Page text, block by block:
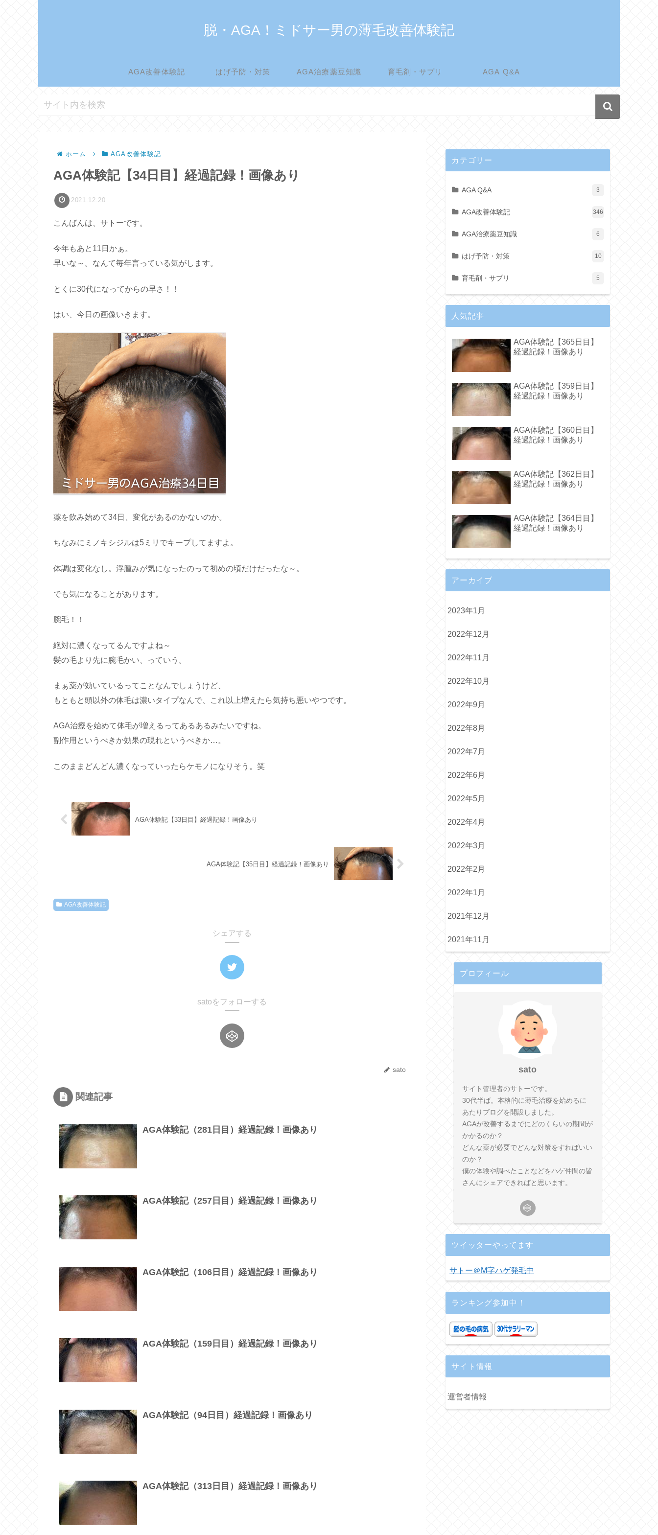
脱・AGA！ミドサー男の薄毛改善体験記
AGA改善体験記 はげ予防・対策 AGA治療薬豆知識 育毛剤・サプリ AGA Q&A
ホーム AGA改善体験記
AGA体験記【34日目】経過記録！画像あり
2021.12.20
こんばんは、サトーです。
今年もあと11日かぁ。
早いな～。なんて毎年言っている気がします。
とくに30代になってからの早さ！！
はい、今日の画像いきます。
薬を飲み始めて34日、変化があるのかないのか。
ちなみにミノキシジルは5ミリでキープしてますよ。
体調は変化なし。浮腫みが気になったのって初めの頃だけだったな～。
でも気になることがあります。
腕毛！！
絶対に濃くなってるんですよね～
髪の毛より先に腕毛かい、っていう。
まぁ薬が効いているってことなんでしょうけど、
もともと頭以外の体毛は濃いタイプなんで、これ以上増えたら気持ち悪いやつです。
AGA治療を始めて体毛が増えるってあるあるみたいですね。
副作用というべきか効果の現れというべきか…。
このままどんどん濃くなっていったらケモノになりそう。笑
AGA体験記【33日目】経過記録！画像あり
AGA体験記【35日目】経過記録！画像あり
AGA改善体験記
シェアする
satoをフォローする
sato
関連記事
AGA体験記（281日目）経過記録！画像あり
AGA体験記（257日目）経過記録！画像あり
AGA体験記（106日目）経過記録！画像あり
AGA体験記（159日目）経過記録！画像あり
AGA体験記（94日目）経過記録！画像あり
AGA体験記（313日目）経過記録！画像あり
カテゴリー
AGA Q&A 3
AGA改善体験記 346
AGA治療薬豆知識 6
はげ予防・対策 10
育毛剤・サプリ 5
人気記事
AGA体験記【365日目】
経過記録！画像あり
AGA体験記【359日目】
経過記録！画像あり
AGA体験記【360日目】
経過記録！画像あり
AGA体験記【362日目】
経過記録！画像あり
AGA体験記【364日目】
経過記録！画像あり
アーカイブ
2023年1月
2022年12月
2022年11月
2022年10月
2022年9月
2022年8月
2022年7月
2022年6月
2022年5月
2022年4月
2022年3月
2022年2月
2022年1月
2021年12月
2021年11月
プロフィール
sato
サイト管理者のサトーです。
30代半ば。本格的に薄毛治療を始めるに
あたりブログを開設しました。
AGAが改善するまでにどのくらいの期間が
かかるのか？
どんな薬が必要でどんな対策をすればいい
のか？
僕の体験や調べたことなどをハゲ仲間の皆
さんにシェアできればと思います。
ツイッターやってます
サトー＠M字ハゲ発毛中
ランキング参加中！
サイト情報
運営者情報